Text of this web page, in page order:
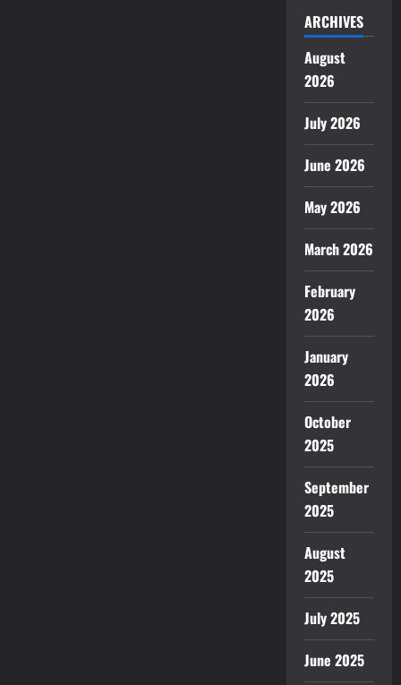
ARCHIVES
August
2026
July 2026
June 2026
May 2026
March 2026
February
2026
January
2026
October
2025
September
2025
August
2025
July 2025
June 2025